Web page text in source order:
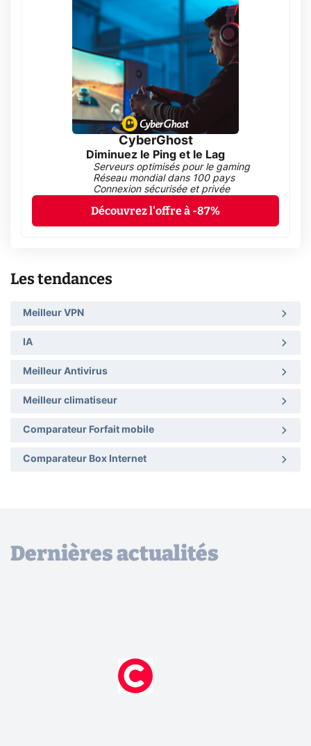
CyberGhost
Diminuez le Ping et le Lag
Serveurs optimisés pour le gaming
Réseau mondial dans 100 pays
Connexion sécurisée et privée
Découvrez l'offre à -87%
Les tendances
Meilleur VPN
IA
Meilleur Antivirus
Meilleur climatiseur
Comparateur Forfait mobile
Comparateur Box Internet
Dernières actualités